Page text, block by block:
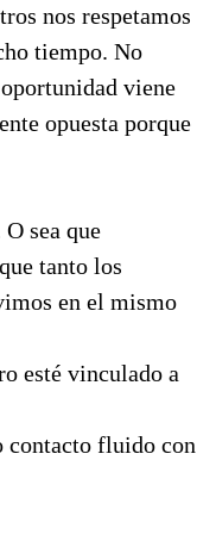
nos respetamos
tiempo. No
viene
opuesta porque
sea que
tanto los
en el mismo
esté vinculado a
contacto fluido con